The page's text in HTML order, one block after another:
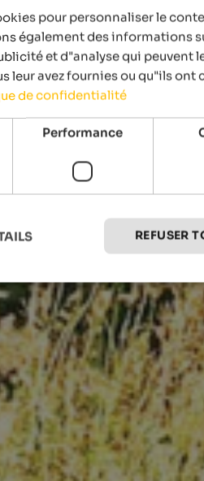
pour personnaliser le
également des informations
et d"analyse qui peuvent
leur avez fournies ou qu"ils
de confidentialité
Performance
REFUSER